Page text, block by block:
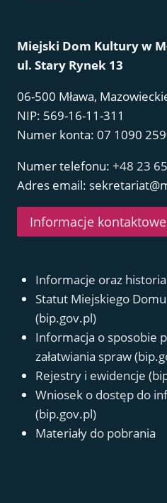
Miejski Dom Kultury w
ul. Stary Rynek 13
06-500 Mława,
NIP: 569-16-11-311
Numer konta: 07 1090
Numer telefonu: +48 23
Adres email:
Informacje
Informacje oraz
Statut Miejskiego
(bip.gov.pl)
Informacja o sposobie
załatwiania spraw
Rejestry i ewidencje
Wniosek o dostęp do
(bip.gov.pl)
Materiały do pobrania